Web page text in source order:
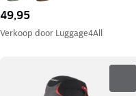
49,95
Verkoop door Luggage4All